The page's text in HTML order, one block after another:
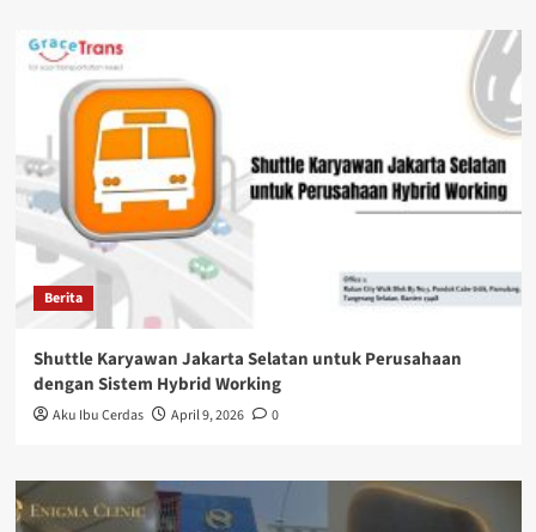
Berita
Shuttle Karyawan Jakarta Selatan untuk Perusahaan
dengan Sistem Hybrid Working
Aku Ibu Cerdas April 9, 2026 0